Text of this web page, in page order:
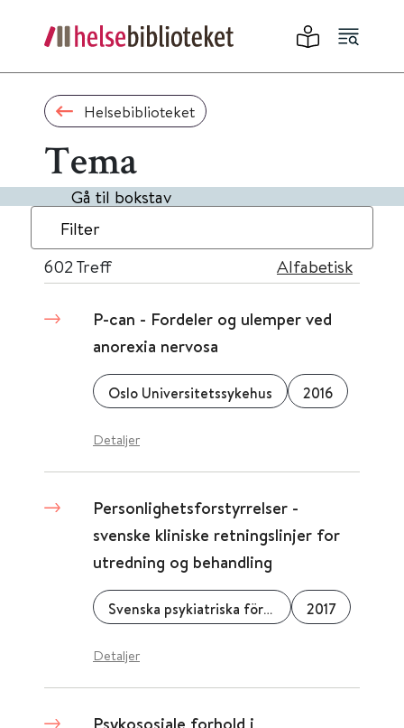
Helsebiblioteket
Tema
Gå til bokstav
Filter
602 Treff Alfabetisk
P-can - Fordeler og ulemper ved
anorexia nervosa
Oslo Universitetssykehus 2016
Detaljer
Personlighetsforstyrrelser -
svenske kliniske retningslinjer for
utredning og behandling
Svenska psykiatriska föreningen 2017
Detaljer